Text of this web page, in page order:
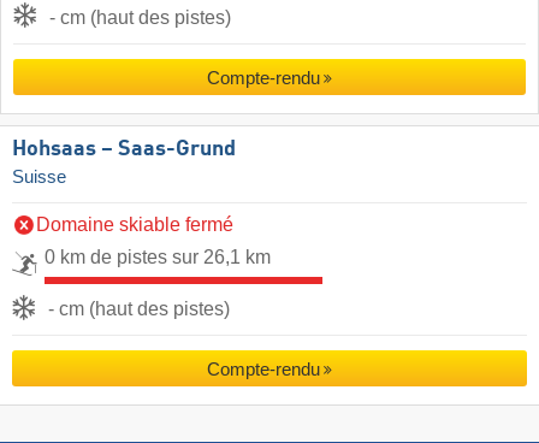
- cm (haut des pistes)
Compte-rendu
Hohsaas – Saas-Grund
Suisse
Domaine skiable fermé
0 km de pistes sur 26,1 km
- cm (haut des pistes)
Compte-rendu